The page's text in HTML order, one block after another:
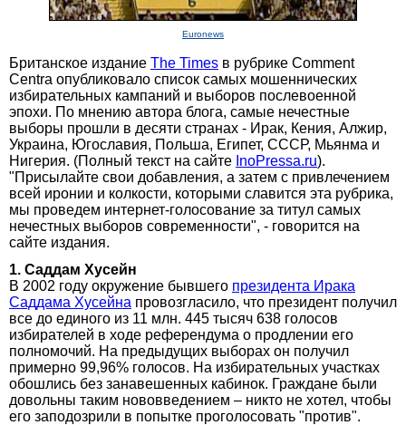
Euronews
Британское издание The Times в рубрике Comment
Centra опубликовало список самых мошеннических
избирательных кампаний и выборов послевоенной
эпохи. По мнению автора блога, самые нечестные
выборы прошли в десяти странах - Ирак, Кения, Алжир,
Украина, Югославия, Польша, Египет, СССР, Мьянма и
Нигерия. (Полный текст на сайте InoPressa.ru).
"Присылайте свои добавления, а затем с привлечением
всей иронии и колкости, которыми славится эта рубрика,
мы проведем интернет-голосование за титул самых
нечестных выборов современности", - говорится на
сайте издания.
1. Саддам Хусейн
В 2002 году окружение бывшего президента Ирака
Саддама Хусейна провозгласило, что президент получил
все до единого из 11 млн. 445 тысяч 638 голосов
избирателей в ходе референдума о продлении его
полномочий. На предыдущих выборах он получил
примерно 99,96% голосов. На избирательных участках
обошлись без занавешенных кабинок. Граждане были
довольны таким нововведением – никто не хотел, чтобы
его заподозрили в попытке проголосовать "против".